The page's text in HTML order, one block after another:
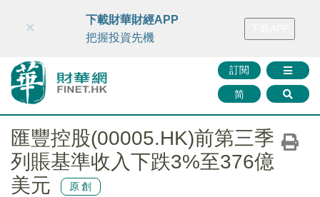
財華智庫網 FINTV FINMETA 財華證券 媒體矩陣
訂閱
简
×
下載財華財經APP
把握投資先機
匯豐控股(00005.HK)前第三季
列賬基準收入下跌3%至376億
美元
原創